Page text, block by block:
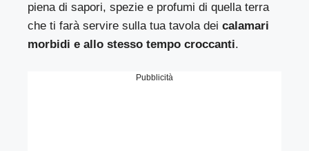
piena di sapori, spezie e profumi di quella terra
che ti farà servire sulla tua tavola deicalamari
morbidi e allo stesso tempo croccanti.
Pubblicità